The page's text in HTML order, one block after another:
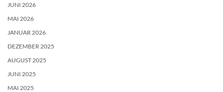
JUNI 2026
MAI 2026
JANUAR 2026
DEZEMBER 2025
AUGUST 2025
JUNI 2025
MAI 2025